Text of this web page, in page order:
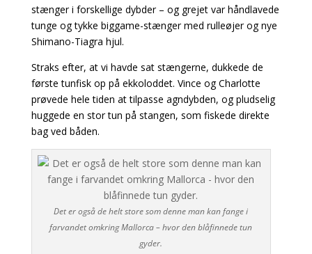
stænger i forskellige dybder – og grejet var håndlavede
tunge og tykke biggame-stænger med rulleøjer og nye
Shimano-Tiagra hjul.
Straks efter, at vi havde sat stængerne, dukkede de
første tunfisk op på ekkoloddet. Vince ogCharlotte
prøvede hele tiden at tilpasse agndybden, og pludselig
huggede en stor tun på stangen, som fiskede direkte
bag ved båden.
Det er også de helt store som denne man kan fange i
farvandet omkring Mallorca – hvor den blåfinnede tun
gyder.